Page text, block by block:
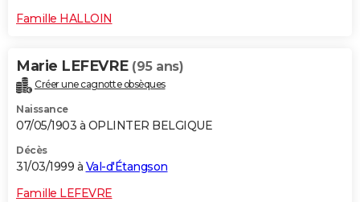
Famille HALLOIN
Marie LEFEVRE (95 ans)
Créer une cagnotte obsèques
Naissance
07/05/1903 à OPLINTER BELGIQUE
Décès
31/03/1999 à Val-d'Étangson
Famille LEFEVRE